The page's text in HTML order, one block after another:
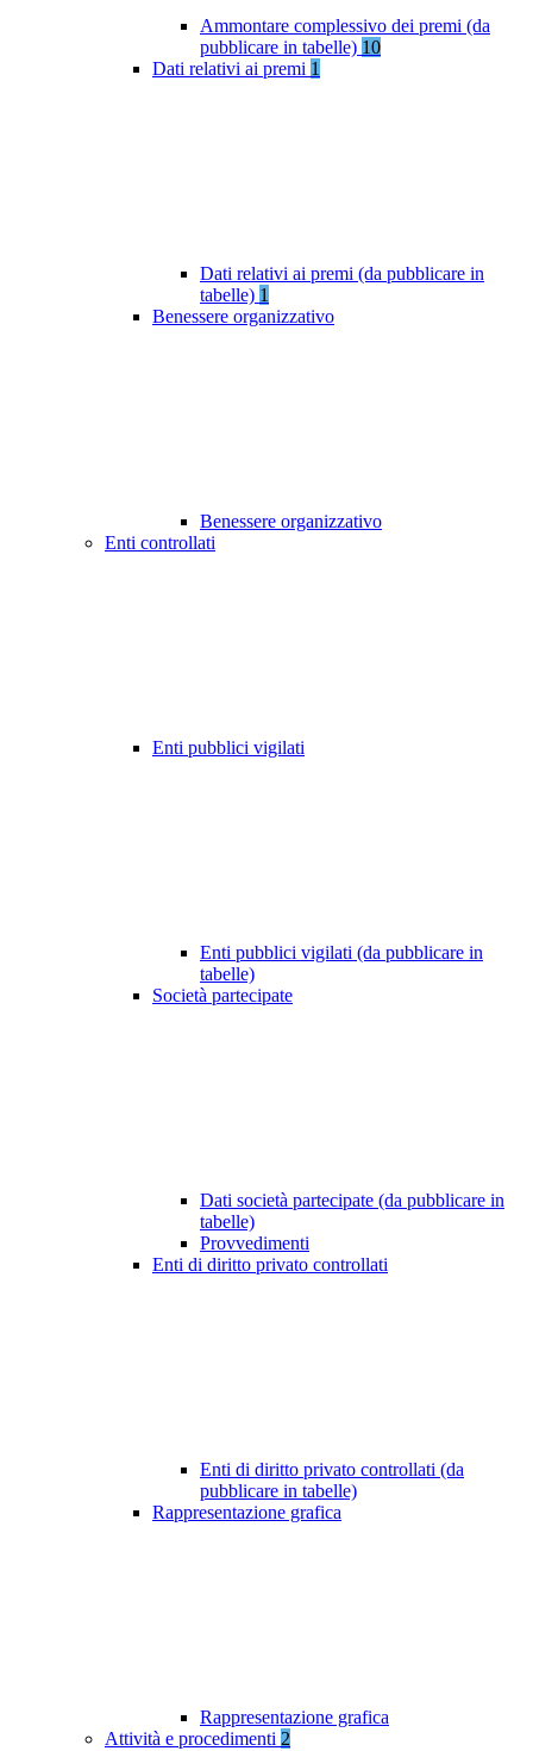
Ammontare complessivo dei premi (da
pubblicare in tabelle) 10
Dati relativi ai premi 1
Dati relativi ai premi (da pubblicare in
tabelle) 1
Benessere organizzativo
Benessere organizzativo
Enti controllati
Enti pubblici vigilati
Enti pubblici vigilati (da pubblicare in
tabelle)
Società partecipate
Dati società partecipate (da pubblicare in
tabelle)
Provvedimenti
Enti di diritto privato controllati
Enti di diritto privato controllati (da
pubblicare in tabelle)
Rappresentazione grafica
Rappresentazione grafica
Attività e procedimenti 2